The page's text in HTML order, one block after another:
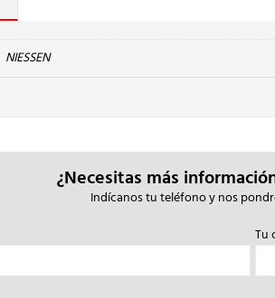
NIESSEN
¿Necesitas más
Indícanos tu teléfono y nos
Tu